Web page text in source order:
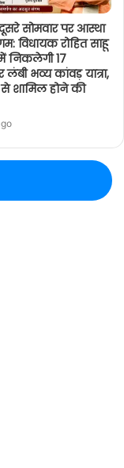
सोमवार पर आस्था
विधायक रोहित साहू
निकलेगी 17
लंबी भव्य कांवड़ यात्रा,
शामिल होने की